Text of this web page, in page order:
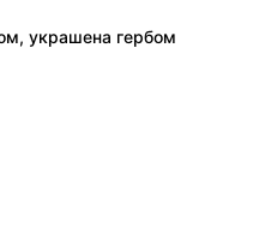
украшена гербом